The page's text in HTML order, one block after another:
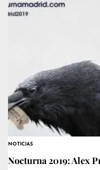
NOTICIAS
Nocturna 2019: Alex